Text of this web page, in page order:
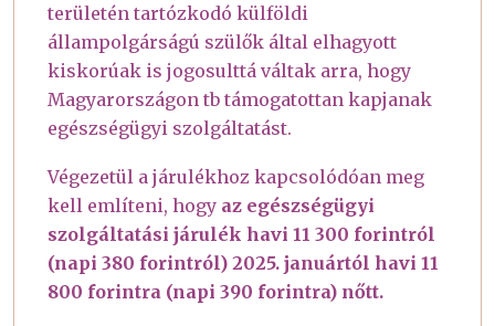
területén tartózkodó külföldi
állampolgárságú szülők által elhagyott
kiskorúak is jogosulttá váltak arra, hogy
Magyarországon tb támogatottan kapjanak
egészségügyi szolgáltatást.
Végezetül a járulékhoz kapcsolódóan meg
kell említeni, hogy az egészségügyi
szolgáltatási járulék havi 11 300 forintról
(napi 380 forintról) 2025. januártól havi 11
800 forintra (napi 390 forintra) nőtt.